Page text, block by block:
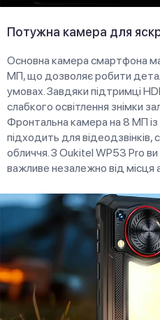
Потужна камера для
Основна камера смартфона
МП, що дозволяє робити
умовах. Завдяки підтримці
слабкого освітлення знімки
Фронтальна камера на 8 МП
підходить для відеодзвінків,
обличчя. З Oukitel WP53 Pro
важливе незалежно від місця